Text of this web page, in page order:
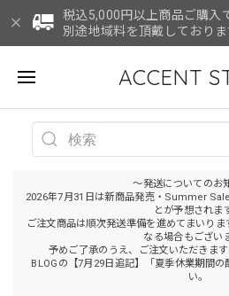
税込5,000円以上商品ご購
別途地域料を頂戴しておりま
ACCENT
～発送についてのお
2026年7月31日は新商品発売・Summer
とが予想されま
ご注文商品は順次発送準備を進めてまいり
なる場合もござい
予めご了承のうえ、ご注文いただきます
BLOGの【7月29日追記】「夏季休業期間
い。